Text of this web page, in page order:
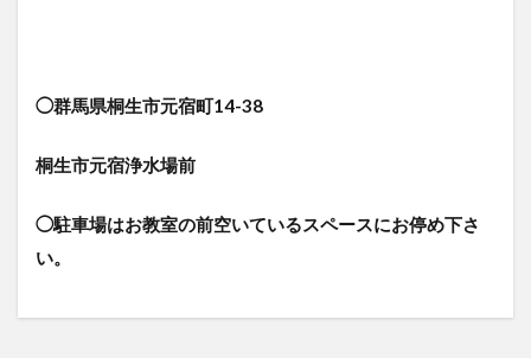
◯群馬県桐生市元宿町14-38
桐生市元宿浄水場前
◯駐車場はお教室の前空いているスペースにお停め下さ
い。